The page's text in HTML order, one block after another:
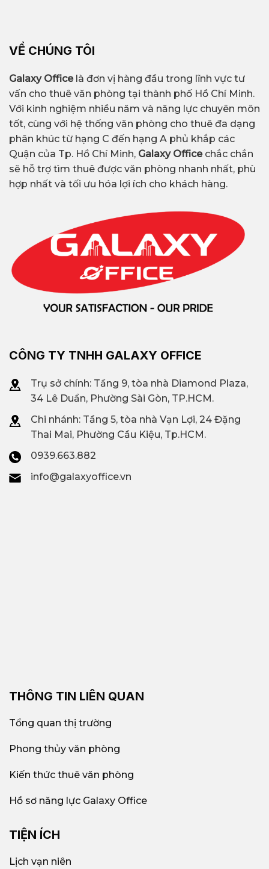
VỀ CHÚNG TÔI
Galaxy Officelà đơn vị hàng đầu trong lĩnh vực tư
vấn cho thuê văn phòng tại thành phố Hồ Chí Minh.
Với kinh nghiệm nhiều năm và năng lực chuyên môn
tốt, cùng với hệ thống văn phòng cho thuê đa dạng
phân khúc từ hạng C đến hạng A phủ khắp các
Quận của Tp. Hồ Chí Minh, Galaxy Office chắc chắn
sẽ hỗ trợ tìm thuê được văn phòng nhanh nhất, phù
hợp nhất và tối ưu hóa lợi ích cho khách hàng.
CÔNG TY TNHH GALAXY OFFICE
Trụ sở chính: Tầng 9, tòa nhà Diamond Plaza,
34 Lê Duẩn, Phường Sài Gòn, TP.HCM.
Chi nhánh: Tầng 5, tòa nhà Vạn Lợi, 24 Đặng
Thai Mai, Phường Cầu Kiệu, Tp.HCM.
0939.663.882
info@galaxyoffice.vn
THÔNG TIN LIÊN QUAN
Tổng quan thị trường
Phong thủy văn phòng
Kiến thức thuê văn phòng
Hồ sơ năng lực Galaxy Office
TIỆN ÍCH
Lịch vạn niên